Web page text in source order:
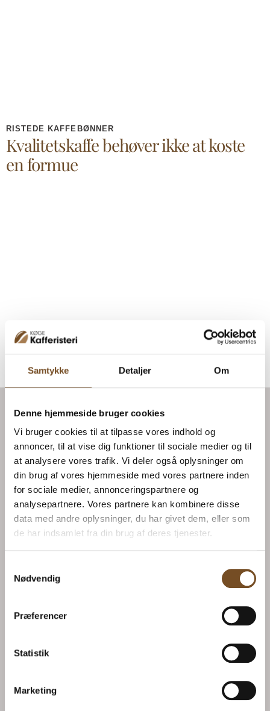
Samtykke Detaljer Om
Denne hjemmeside bruger cookies
Vi bruger cookies til at tilpasse vores indhold og
annoncer, til at vise dig funktioner til sociale medier og til
at analysere vores trafik. Vi deler også oplysninger om
din brug af vores hjemmeside med vores partnere inden
for sociale medier, annonceringspartnere og
analysepartnere. Vores partnere kan kombinere disse
data med andre oplysninger, du har givet dem, eller som
de har indsamlet fra din brug af deres tjenester.
Nødvendig
Præferencer
Statistik
Marketing
RISTEDE KAFFEBØNNER
Kvalitetskaffe behøver ikke at koste
en formue​
Måske er du også
interesseret i...
størrelser